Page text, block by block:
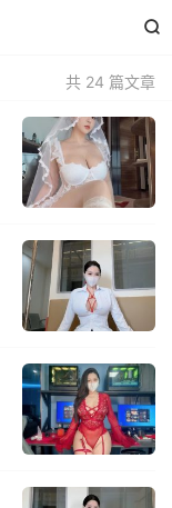

共 24 篇文章